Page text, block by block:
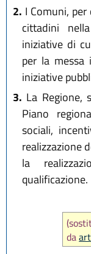
2. I Comuni,
cittadini
iniziative di
per la messa
iniziative
3. La Regione,
Piano
sociali,
realizzazione
la
qualificazione.
da